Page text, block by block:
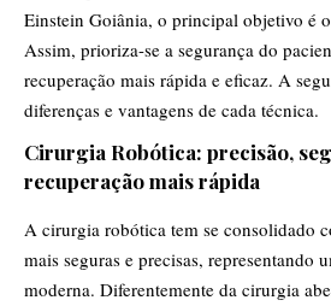
Einstein Goiânia, o principal objetivo é
Assim, prioriza-se a segurança do
recuperação mais rápida e eficaz. A
diferenças e vantagens de cada técnica.
Cirurgia Robótica: precisão,
recuperação mais rápida
A cirurgia robótica tem se consolidado
mais seguras e precisas, representando
moderna. Diferentemente da cirurgia